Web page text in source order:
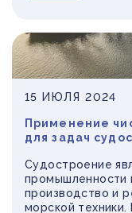
в архитектурных
15 ИЮЛЯ 2024
Применение
для задач
Судостроение
промышленности
производство и
морской техники.